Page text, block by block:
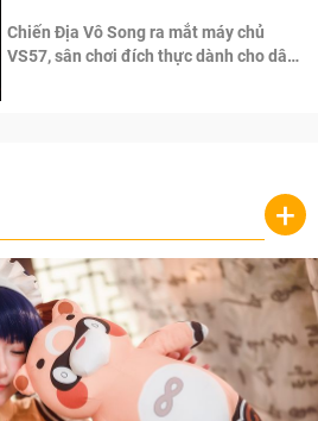
Chiến Địa Vô Song ra mắt máy chủ
VS57, sân chơi đích thực dành cho dân
+